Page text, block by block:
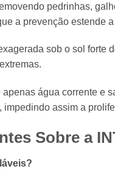
pedrinhas,
a prevenção estende
sob o sol forte
água corrente e
assim a
Sobre a